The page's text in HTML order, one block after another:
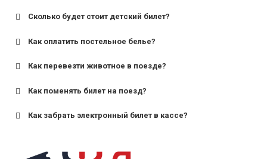
для поездов дальнего следования — от 10 лет и
для пригородных поездов — от 7 лет.
Сколько будет стоит детский билет?
Как оплатить постельное белье?
Как перевезти животное в поезде?
Как поменять билет на поезд?
Как забрать электронный билет в кассе?